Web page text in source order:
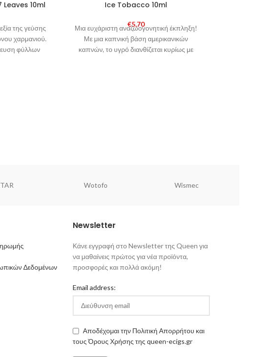
Leaves 10ml
της γεύσης
χαρμανιού.
φύλλων
Ice Tobacco 10ml
€5,70
Μια ευχάριστη αναζωογονητική έκπληξη!
Με μια καπνική βάση αμερικανικών
καπνών, το υγρό διανθίζεται κυρίως με
Wotofo Wismec
Δεδομένων
Newsletter
Κάνε εγγραφή στο Newsletter της Queen για
να μαθαίνεις πρώτος για νέα προϊόντα,
προσφορές και πολλά ακόμη!
Email address:
Αποδέχομαι την Πολιτική Απορρήτου και
τους Όρους Χρήσης της queen-ecigs.gr